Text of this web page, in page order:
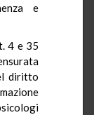
e
4 e 35
diritto